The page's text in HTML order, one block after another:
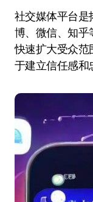
社交媒体平台是
博、微信、知乎
快速扩大受众范
于建立信任感和